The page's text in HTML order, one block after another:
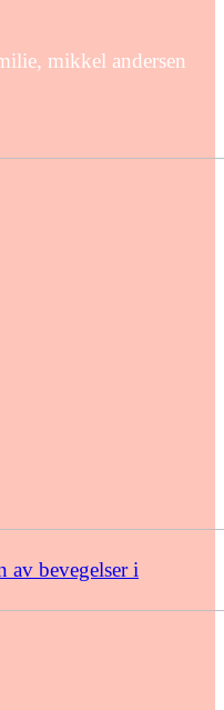
mikkel andersen
av bevegelser i